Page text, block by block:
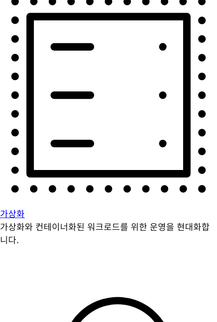
가상화
가상화와 컨테이너화된 워크로드를 위한 운영을 현대화합
니다.